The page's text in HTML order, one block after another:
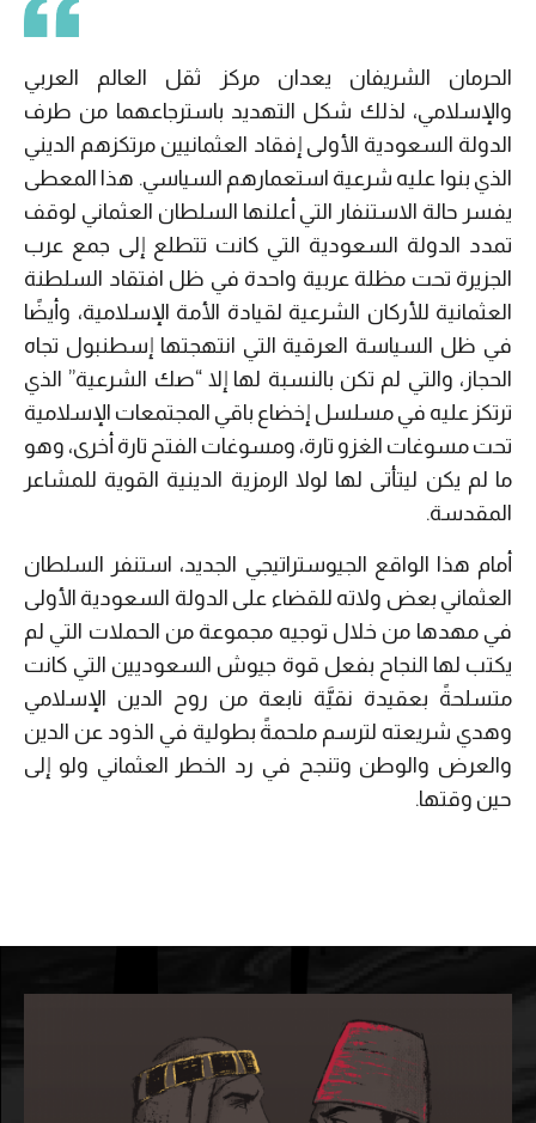
الحرمان الشريفان يعدان مركز ثقل العالم العربي
والإسلامي، لذلك شكل التهديد باسترجاعهما من طرف
الدولة السعودية الأولى إفقاد العثمانيين مرتكزهم الديني
الذي بنوا عليه شرعية استعمارهم السياسي. هذا المعطى
يفسر حالة الاستنفار التي أعلنها السلطان العثماني لوقف
تمدد الدولة السعودية التي كانت تتطلع إلى جمع عرب
الجزيرة تحت مظلة عربية واحدة في ظل افتقاد السلطنة
العثمانية للأركان الشرعية لقيادة الأمة الإسلامية، وأيضًا
في ظل السياسة العرقية التي انتهجتها إسطنبول تجاه
الحجاز، والتي لم تكن بالنسبة لها إلا “صك الشرعية” الذي
ترتكز عليه في مسلسل إخضاع باقي المجتمعات الإسلامية
تحت مسوغات الغزو تارة، ومسوغات الفتح تارة أخرى، وهو
ما لم يكن ليتأتى لها لولا الرمزية الدينية القوية للمشاعر
المقدسة.
أمام هذا الواقع الجيوستراتيجي الجديد، استنفر السلطان
العثماني بعض ولاته للقضاء على الدولة السعودية الأولى
في مهدها من خلال توجيه مجموعة من الحملات التي لم
يكتب لها النجاح بفعل قوة جيوش السعوديين التي كانت
متسلحةً بعقيدة نقيَّة نابعة من روح الدين الإسلامي
وهدي شريعته لترسم ملحمةً بطولية في الذود عن الدين
والعرض والوطن وتنجح في رد الخطر العثماني ولو إلى
حين وقتها.